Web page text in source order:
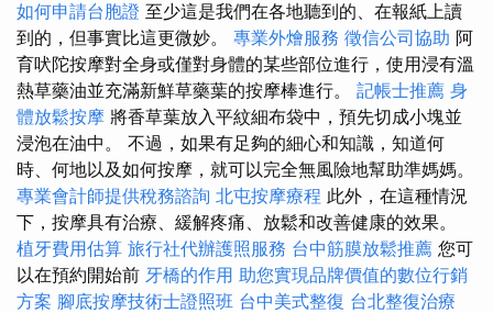
如何申請台胞證 至少這是我們在各地聽到的、在報紙上讀
到的，但事實比這更微妙。 專業外燴服務 徵信公司協助 阿
育吠陀按摩對全身或僅對身體的某些部位進行，使用浸有溫
熱草藥油並充滿新鮮草藥葉的按摩棒進行。 記帳士推薦 身
體放鬆按摩 將香草葉放入平紋細布袋中，預先切成小塊並
浸泡在油中。 不過，如果有足夠的細心和知識，知道何
時、何地以及如何按摩，就可以完全無風險地幫助準媽媽。
專業會計師提供稅務諮詢 北屯按摩療程 此外，在這種情況
下，按摩具有治療、緩解疼痛、放鬆和改善健康的效果。
植牙費用估算 旅行社代辦護照服務 台中筋膜放鬆推薦 您可
以在預約開始前 牙橋的作用 助您實現品牌價值的數位行銷
方案 腳底按摩技術士證照班 台中美式整復 台北整復治療